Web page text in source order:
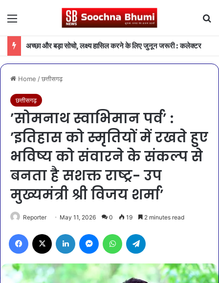
Menu
अच्छा और बड़ा सोचो, लक्ष्य हासिल करने के लिए जुनून जरूरी : कलेक्टर
Home /छत्तीसगढ़
छत्तीसगढ़
’सोमनाथ स्वाभिमान पर्व’ :
’इतिहास को स्मृतियों में रखते हुए
भविष्य को संवारने के संकल्प से
बनता है सशक्त राष्ट्र- उप
मुख्यमंत्री श्री विजय शर्मा’
Reporter May 11, 2026 0 19 2 minutes read
Facebook LinkedIn MessengerWhatsApp